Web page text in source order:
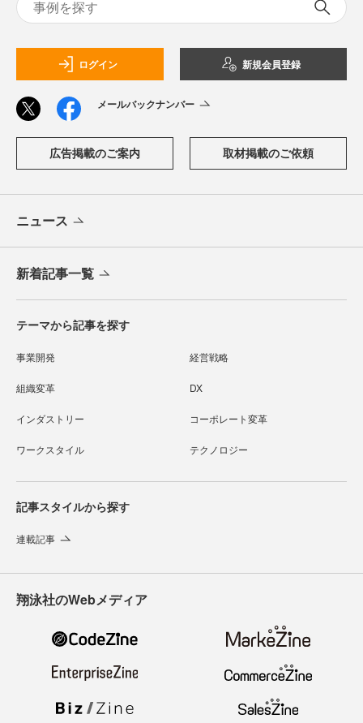
ログイン 新規会員登録
メールバックナンバー
広告掲載のご案内 取材掲載のご依頼
ニュース
新着記事一覧
テーマから記事を探す
事業開発 経営戦略
組織変革 DX
インダストリー コーポレート変革
ワークスタイル テクノロジー
記事スタイルから探す
連載記事
翔泳社のWebメディア